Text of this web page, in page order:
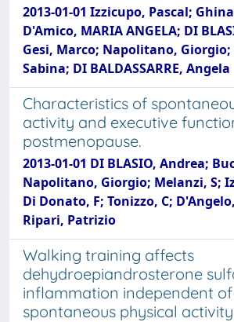
2013-01-01 Izzicupo, Pascal;
D'Amico, MARIA ANGELA; DI
Gesi, Marco; Napolitano,
Sabina; DI BALDASSARRE, Angela
Characteristics of
activity and executive
postmenopause.
2013-01-01 DI BLASIO, Andrea;
Napolitano, Giorgio; Melanzi, S;
Di Donato, F; Tonizzo, C;
Ripari, Patrizio
Walking training affects
dehydroepiandrosterone
inflammation independent of
spontaneous physical activity